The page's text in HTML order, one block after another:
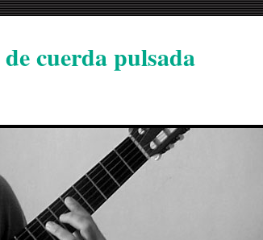
cuerda pulsada